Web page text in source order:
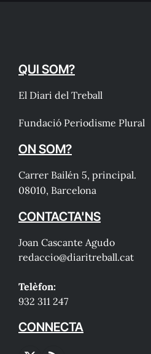
QUI SOM?
El Diari del Treball
Fundació Periodisme Plural
ON SOM?
Carrer Bailén 5, principal.
08010, Barcelona
CONTACTA'NS
Joan Cascante Agudo
redaccio@diaritreball.cat
Telèfon:
932 311 247
CONNECTA